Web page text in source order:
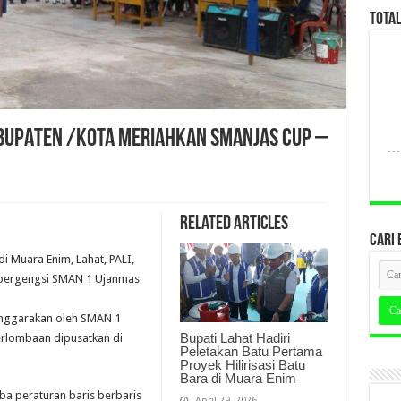
/KOTA MERIAHKAN SMANJAS CUP –
Related Articles
Bupati Lahat Hadiri
Peletakan Batu Pertama
Proyek Hilirisasi Batu
Bara di Muara Enim
Muara Enim, Lahat, PALI,
SMAN 1 Ujanmas
oleh SMAN 1
dipusatkan di
peraturan baris berbaris
CARI